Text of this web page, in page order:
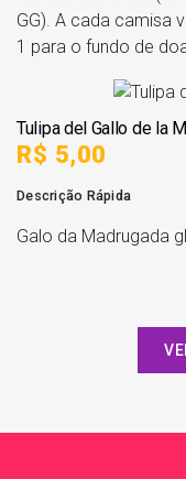
GG). A cada camisa
1 para o fundo de
Tulipa del Gallo de la
R$ 5,00
Descrição Rápida
Galo da Madrugada